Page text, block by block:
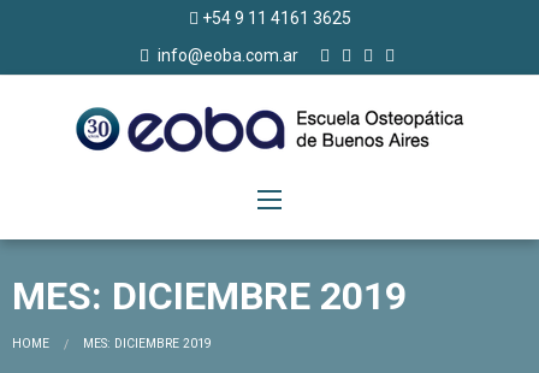
+54 9 11 4161 3625
info@eoba.com.ar
MES: DICIEMBRE 2019
HOME CURRENT:
MES: DICIEMBRE 2019